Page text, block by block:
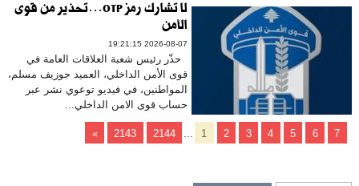
لا تشارك رمز OTP…تحذير من قوى
الأمن
2026-08-07 19:21:15
حذّر رئيس شعبة العلاقات العامة في
قوى الأمن الداخلي، العميد جوزيف مسلم،
المواطنين، في فيديو توعوي نشر عبر
حساب قوى الامن الداخلي...
1 2 3 4 5 6 7
2143 2144
»